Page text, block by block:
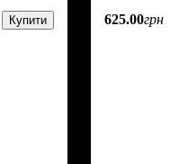
Купити 625.00грн